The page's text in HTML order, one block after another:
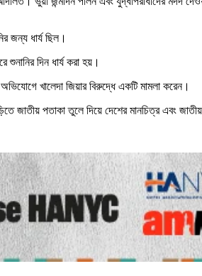
জন্য ধার্য ছিল।
দিন ধার্য করা হয়।
খালেদা জিয়ার বিরুদ্ধে একটি মামলা করেন।
জাতীয় পতাকা তুলে দিয়ে দেশের মানচিত্র এবং